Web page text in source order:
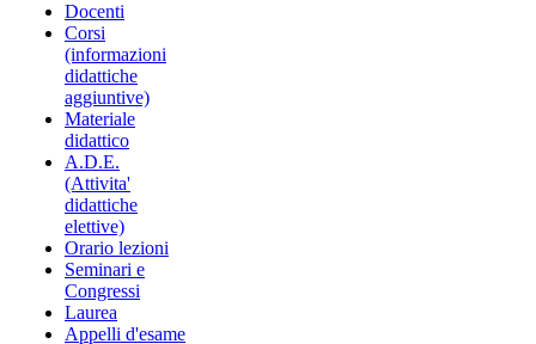
Docenti
Corsi
(informazioni
didattiche
aggiuntive)
Materiale
didattico
A.D.E.
(Attivita'
didattiche
elettive)
Orario lezioni
Seminari e
Congressi
Laurea
Appelli d'esame